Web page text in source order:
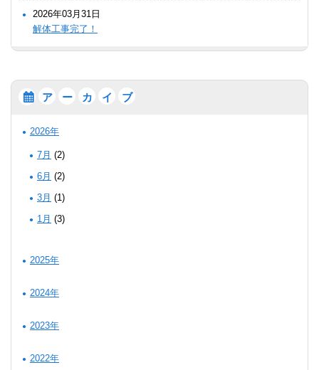
2026年03月31日
解体工事完了！
ア ー カ イ ブ
2026年
7月 (2)
6月 (2)
3月 (1)
1月 (3)
2025年
2024年
2023年
2022年